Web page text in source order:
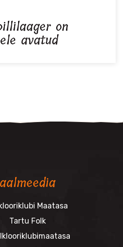
on
avatud
Maatasa
Tartu Folk